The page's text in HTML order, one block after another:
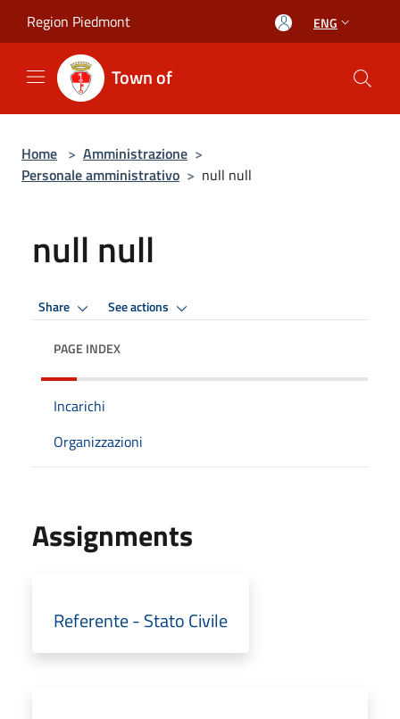
Region Piedmont ENG
Town of
Home > Amministrazione >
Personale amministrativo > null null
null null
Share See actions
PAGE INDEX
Incarichi
Organizzazioni
Assignments
Referente - Stato Civile